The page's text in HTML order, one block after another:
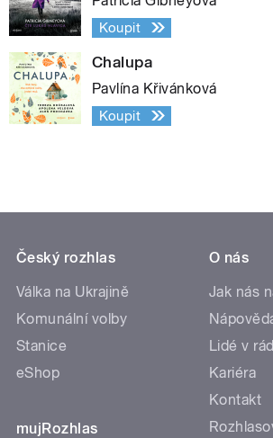
Koupit
Chalupa
Pavlína Křivánková
Koupit
Český rozhlas
Válka na Ukrajině
Komunální volby
Stanice
eShop
mujRozhlas
O nás
Jak nás
Lidé v
Kariéra
Kontakt